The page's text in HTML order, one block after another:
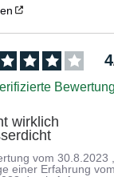
4
wirklich
vom30.8.2023
einer Erfahrung